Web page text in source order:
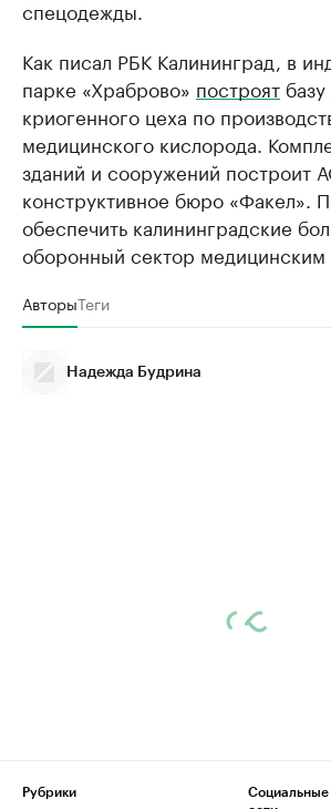
спецодежды.
Как писал РБК Калининград, в
парке «Храброво» построят
криогенного цеха по
медицинского кислорода.
зданий и сооружений построит
конструктивное бюро «Факел».
обеспечить калининградские
оборонный сектор медицинским
АвторыТеги
Надежда Будрина
Рубрики
Социальные